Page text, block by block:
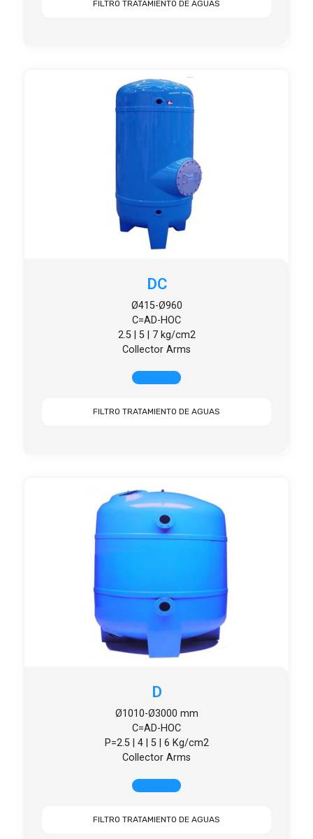
FILTRO TRATAMIENTO DE AGUAS
DC
Ø415-Ø960
C=AD-HOC
2.5 | 5 | 7 kg/cm2
Collector Arms
FILTRO TRATAMIENTO DE AGUAS
D
Ø1010-Ø3000 mm
C=AD-HOC
P=2.5 | 4 | 5 | 6 Kg/cm2
Collector Arms
FILTRO TRATAMIENTO DE AGUAS